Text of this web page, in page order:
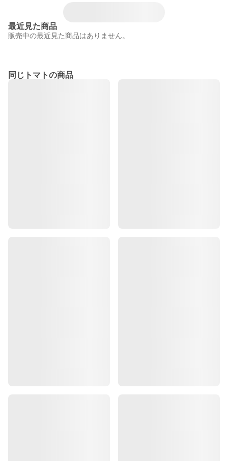
最近見た商品
販売中の最近見た商品はありません。
同じトマトの商品